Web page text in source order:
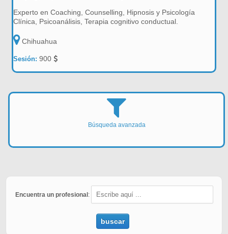
Experto en Coaching, Counselling, Hipnosis y Psicología
Clínica, Psicoanálisis, Terapia cognitivo conductual.
Chihuahua
Sesión:900
Búsqueda avanzada
Encuentra un profesional :
buscar